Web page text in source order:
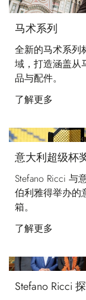
马术系列
全新的马术系列
域，打造涵盖从
品与配件。
了解更多
意大利超级杯
Stefano Ricci 与
伯利雅得举办的
箱。
了解更多
Stefano Ricci